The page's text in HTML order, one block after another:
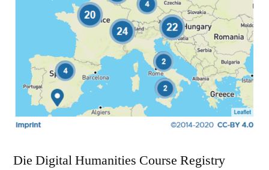
Die Digital Humanities Course Registry